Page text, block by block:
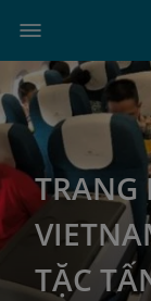
TRANG
TẶC